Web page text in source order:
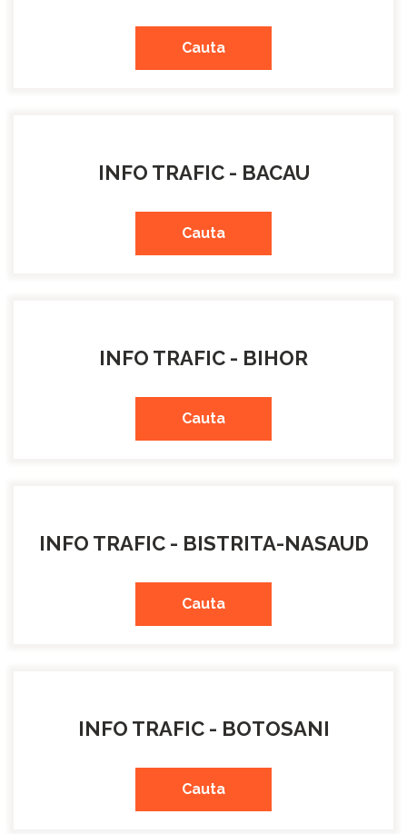
Cauta
INFO TRAFIC - BACAU
Cauta
INFO TRAFIC - BIHOR
Cauta
INFO TRAFIC - BISTRITA-NASAUD
Cauta
INFO TRAFIC - BOTOSANI
Cauta